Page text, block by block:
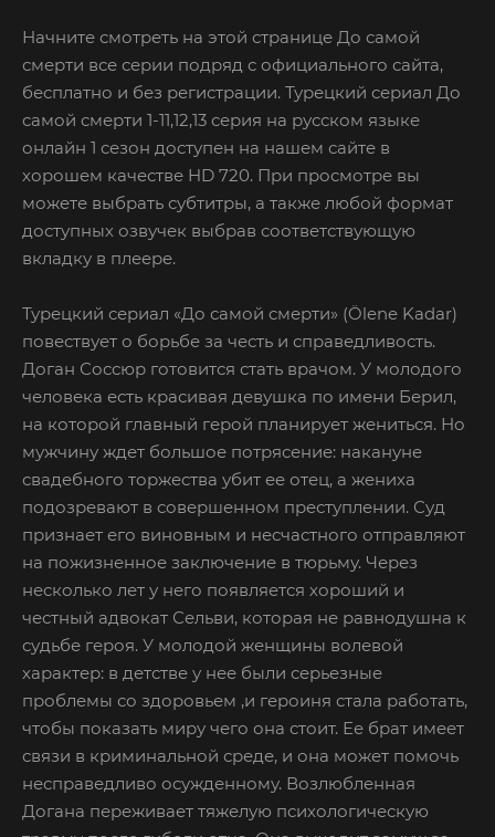
Начните смотреть на этой странице До самой
смерти все серии подряд с официального сайта,
бесплатно и без регистрации. Турецкий сериал До
самой смерти 1-11,12,13 серия на русском языке
онлайн 1 сезон доступен на нашем сайте в
хорошем качестве HD 720. При просмотре вы
можете выбрать субтитры, а также любой формат
доступных озвучек выбрав соответствующую
вкладку в плеере.
Турецкий сериал «До самой смерти» (Ölene Kadar)
повествует о борьбе за честь и справедливость.
Доган Соссюр готовится стать врачом. У молодого
человека есть красивая девушка по имени Берил,
на которой главный герой планирует жениться. Но
мужчину ждет большое потрясение: накануне
свадебного торжества убит ее отец, а жениха
подозревают в совершенном преступлении. Суд
признает его виновным и несчастного отправляют
на пожизненное заключение в тюрьму. Через
несколько лет у него появляется хороший и
честный адвокат Сельви, которая не равнодушна к
судьбе героя. У молодой женщины волевой
характер: в детстве у нее были серьезные
проблемы со здоровьем ,и героиня стала работать,
чтобы показать миру чего она стоит. Ее брат имеет
связи в криминальной среде, и она может помочь
несправедливо осужденному. Возлюбленная
Догана переживает тяжелую психологическую